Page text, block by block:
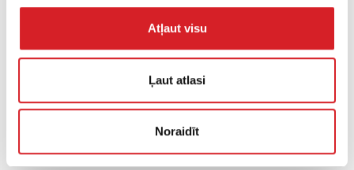
Atļaut visu
Ļaut atlasi
Noraidīt
jaudu, vienlaikus samazinot vibrāciju uz rokām (HAV).
Inovatīvas funkcijas, piemēram, Compatec un
Compamatic ļauj precīzi un ērti noteikt sablīvējuma
statusu ar īpaši augstu precizitāti.